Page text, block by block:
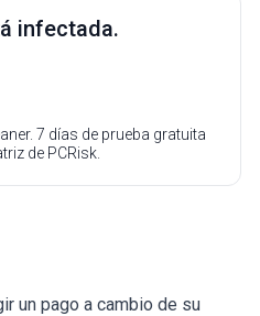
infectada.
7 días de prueba gratuita
de PCRisk.
un pago a cambio de su